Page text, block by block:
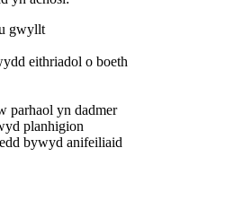
gwyllt
eithriadol o boeth
parhaol yn dadmer
planhigion
bywyd anifeiliaid